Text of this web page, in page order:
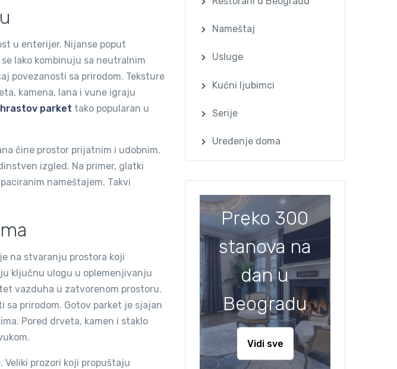
u enterijer. Nijanse poput
lako kombinuju sa neutralnim
povezanosti sa prirodom. Teksture
kamena, lana i vune igraju
hrastov parket tako popularan u
čine prostor prijatnim i udobnim.
izgled. Na primer, glatki
nameštajem. Takvi
na stvaranju prostora koji
ključnu ulogu u oplemenjivanju
vazduha u zatvorenom prostoru.
sa prirodom. Gotov parket je sjajan
Pored drveta, kamen i staklo
prozori koji propuštaju
Nameštaj
Usluge
Kućni ljubimci
Serije
Uređenje doma
Preko 300
stanova na
dan u
Beogradu
Vidi sve